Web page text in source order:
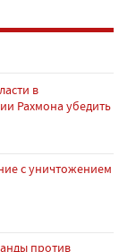
в
Рахмона убедить
с уничтожением
против